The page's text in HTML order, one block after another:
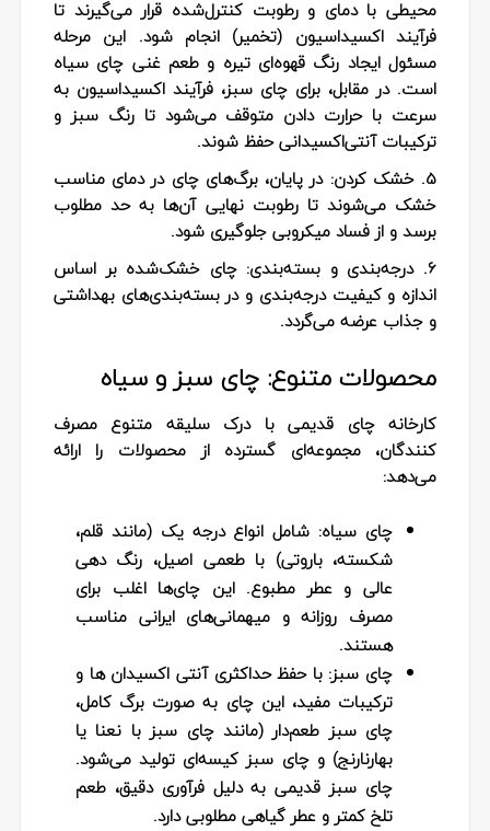
محیطی با دمای و رطوبت کنترل‌شده قرار می‌گیرند تا
فرآیند اکسیداسیون (تخمیر) انجام شود. این مرحله
مسئول ایجاد رنگ قهوه‌ای تیره و طعم غنی چای سیاه
است. در مقابل، برای چای سبز، فرآیند اکسیداسیون به
سرعت با حرارت دادن متوقف می‌شود تا رنگ سبز و
ترکیبات آنتی‌اکسیدانی حفظ شوند.
5. خشک کردن:
در پایان، برگ‌های چای در دمای مناسب
خشک می‌شوند تا رطوبت نهایی آن‌ها به حد مطلوب
برسد و از فساد میکروبی جلوگیری شود.
6. درجه‌بندی و بسته‌بندی:
چای خشک‌شده بر اساس
اندازه و کیفیت درجه‌بندی و در بسته‌بندی‌های بهداشتی
و جذاب عرضه می‌گردد.
محصولات متنوع: چای سبز و سیاه
کارخانه چای قدیمی با درک سلیقه متنوع مصرف‌
کنندگان، مجموعه‌ای گسترده از محصولات را ارائه
می‌دهد:
چای سیاه: شامل انواع درجه‌ یک (مانند قلم،
شکسته، باروتی) با طعمی اصیل، رنگ دهی
عالی و عطر مطبوع. این چای‌ها اغلب برای
مصرف روزانه و میهمانی‌های ایرانی مناسب
هستند.
چای سبز: با حفظ حداکثری آنتی‌ اکسیدان‌ ها و
ترکیبات مفید، این چای به صورت برگ کامل،
چای سبز طعم‌دار (مانند چای سبز با نعنا یا
بهارنارنج) و چای سبز کیسه‌ای تولید می‌شود.
چای سبز قدیمی به‌ دلیل فرآوری دقیق، طعم
تلخ کمتر و عطر گیاهی مطلوبی دارد.